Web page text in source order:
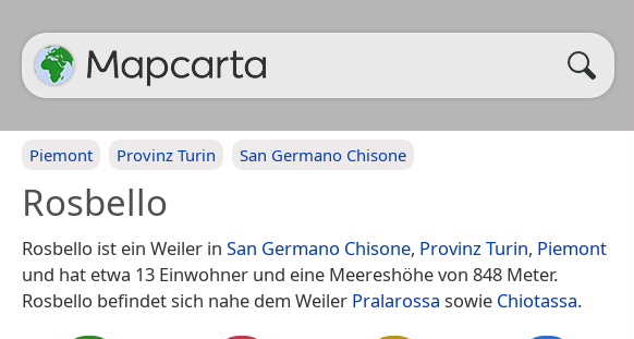
Piemont Provinz Turin San Germano Chisone
Rosbello
Rosbello ist ein Weiler in San Germano Chisone, Provinz Turin, Piemont
und hat etwa 13 Einwohner und eine Meereshöhe von 848 Meter.
Rosbello befindet sich nahe dem Weiler Pralarossa sowie Chiotassa.